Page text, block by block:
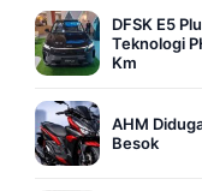
DFSK E5
Teknologi
Km
AHM
Besok